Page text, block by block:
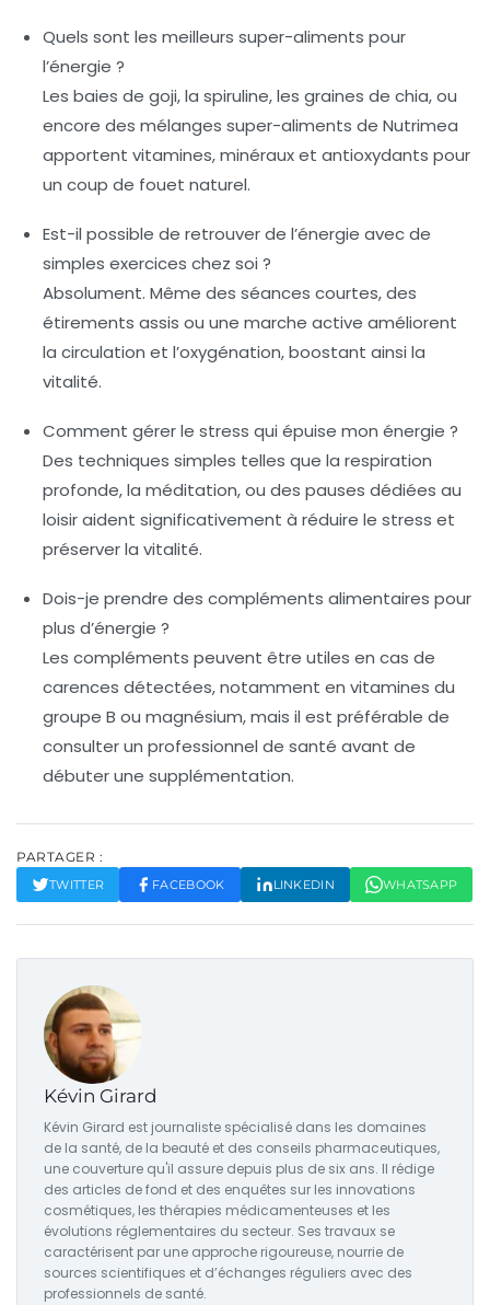
Quels sont les meilleurs super-aliments pour
l’énergie ?
Les baies de goji, la spiruline, les graines de chia, ou
encore des mélanges super-aliments de Nutrimea
apportent vitamines, minéraux et antioxydants pour
un coup de fouet naturel.
Est-il possible de retrouver de l’énergie avec de
simples exercices chez soi ?
Absolument. Même des séances courtes, des
étirements assis ou une marche active améliorent
la circulation et l’oxygénation, boostant ainsi la
vitalité.
Comment gérer le stress qui épuise mon énergie ?
Des techniques simples telles que la respiration
profonde, la méditation, ou des pauses dédiées au
loisir aident significativement à réduire le stress et
préserver la vitalité.
Dois-je prendre des compléments alimentaires pour
plus d’énergie ?
Les compléments peuvent être utiles en cas de
carences détectées, notamment en vitamines du
groupe B ou magnésium, mais il est préférable de
consulter un professionnel de santé avant de
débuter une supplémentation.
PARTAGER :
TWITTER FACEBOOK LINKEDIN WHATSAPP
Kévin Girard
Kévin Girard est journaliste spécialisé dans les domaines
de la santé, de la beauté et des conseils pharmaceutiques,
une couverture qu'il assure depuis plus de six ans. Il rédige
des articles de fond et des enquêtes sur les innovations
cosmétiques, les thérapies médicamenteuses et les
évolutions réglementaires du secteur. Ses travaux se
caractérisent par une approche rigoureuse, nourrie de
sources scientifiques et d’échanges réguliers avec des
professionnels de santé.